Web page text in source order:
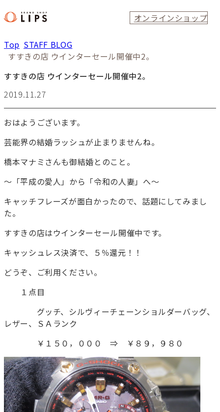
オンラインショップ
Top STAFF BLOG
すすきの店 ウインターセール開催中2。
すすきの店 ウインターセール開催中2。
2019.11.27
おはようございます。
芸能界の結婚ラッシュが止まりませんね。
橋本マナミさんも御結婚とのこと。
～「平成の愛人」から「令和の人妻」へ～
キャッチフレーズが面白かったので、話題にしてみまし
た。
すすきの店はウインターセール開催中です。
キャッシュレス決済で、５％還元！！
どうぞ、ご利用ください。
１点目
グッチ、シルヴィーチェーンショルダーバッグ、
レザー、ＳＡランク
￥１５０，０００ ⇒ ￥８９，９８０